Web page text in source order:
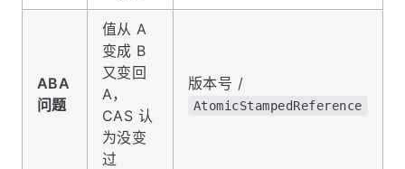
ABA
问题
值从 A
变成 B
又变回
A，
CAS 认
为没变
过
版本号 /
AtomicStampedReference